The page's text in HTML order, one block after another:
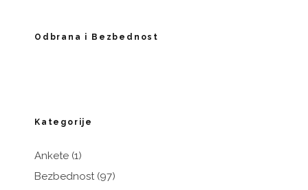
Odbrana i Bezbednost
Kategorije
Ankete (1)
Bezbednost(97)